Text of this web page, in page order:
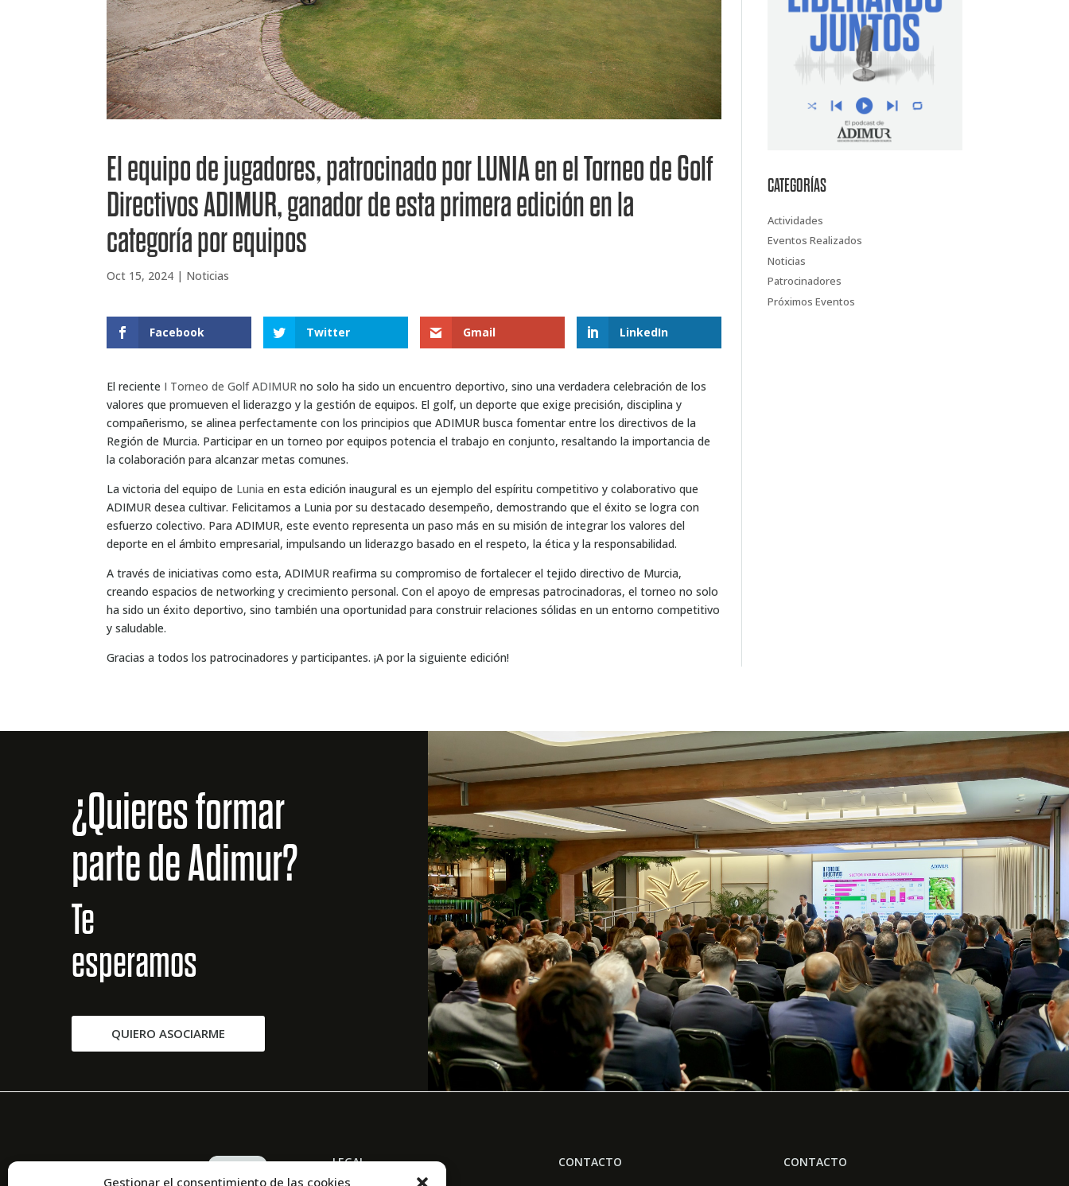
Gestionar el consentimiento de las cookies
El equipo de jugadores, patrocinado por LUNIA en el Torneo de Golf
Directivos ADIMUR, ganador de esta primera edición en la
categoría por equipos
Oct 15, 2024 | Noticias
Facebook Twitter Gmail LinkedIn
El reciente I Torneo de Golf ADIMUR no solo ha sido un encuentro deportivo, sino una verdadera celebración de los
valores que promueven el liderazgo y la gestión de equipos. El golf, un deporte que exige precisión, disciplina y
compañerismo, se alinea perfectamente con los principios que ADIMUR busca fomentar entre los directivos de la
Región de Murcia. Participar en un torneo por equipos potencia el trabajo en conjunto, resaltando la importancia de
la colaboración para alcanzar metas comunes.
La victoria del equipo de Lunia en esta edición inaugural es un ejemplo del espíritu competitivo y colaborativo que
ADIMUR desea cultivar. Felicitamos a Lunia por su destacado desempeño, demostrando que el éxito se logra con
esfuerzo colectivo. Para ADIMUR, este evento representa un paso más en su misión de integrar los valores del
deporte en el ámbito empresarial, impulsando un liderazgo basado en el respeto, la ética y la responsabilidad.
A través de iniciativas como esta, ADIMUR reafirma su compromiso de fortalecer el tejido directivo de Murcia,
creando espacios de networking y crecimiento personal. Con el apoyo de empresas patrocinadoras, el torneo no solo
ha sido un éxito deportivo, sino también una oportunidad para construir relaciones sólidas en un entorno competitivo
y saludable.
Gracias a todos los patrocinadores y participantes. ¡A por la siguiente edición!
CATEGORÍAS
Actividades
Eventos Realizados
Noticias
Patrocinadores
Próximos Eventos
¿Quieres formar
parte de Adimur?
Te
esperamos
QUIERO ASOCIARME
LEGAL
CONTACTO
CONTACTO